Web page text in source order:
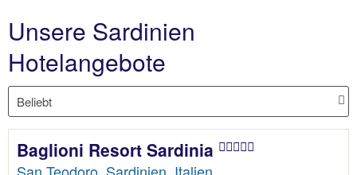
Unsere Sardinien
Hotelangebote
Baglioni Resort Sardinia